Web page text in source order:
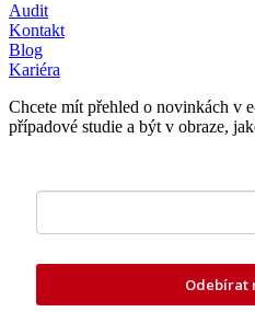
Audit
Kontakt
Blog
Kariéra
Chcete mít přehled o novinkách v
případové studie a být v obraze,
Odebírat